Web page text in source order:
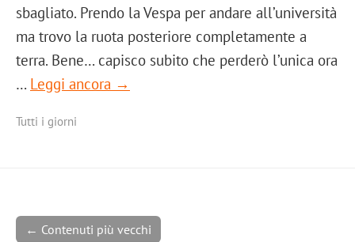
sbagliato. Prendo la Vespa per andare all’università
ma trovo la ruota posteriore completamente a
terra. Bene… capisco subito che perderò l’unica ora
… Leggi ancora →
Tutti i giorni
← Contenuti più vecchi